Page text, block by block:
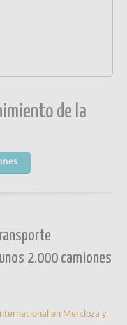
de la
2.000 camiones
en Mendoza y